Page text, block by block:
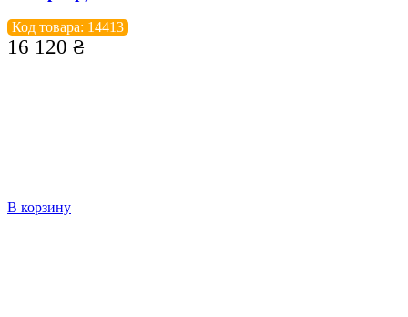
Код товара: 14413
16 120 ₴
В корзину